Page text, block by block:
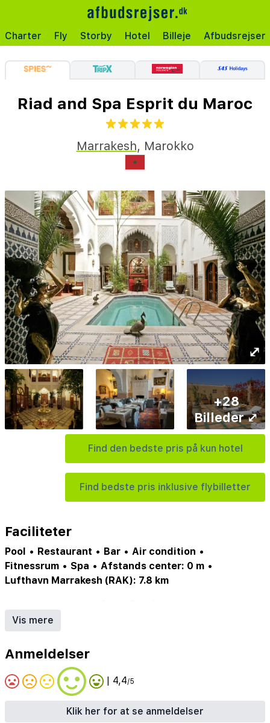
Charter Fly Storby Hotel Billeje Afbudsrejser
Riad and Spa Esprit du Maroc
Marrakesh, Marokko
⤢
Find den bedste pris på kun hotel
Find bedste pris inklusive flybilletter
+28
Billeder ⤢
Faciliteter
Pool • Restaurant • Bar • Air condition •
Fitnessrum • Spa • Afstands center: 0 m •
Lufthavn Marrakesh (RAK): 7.8 km
Restaurant: 1 stk.
Vis mere
Anmeldelser
| 4,4/5
Klik her for at se anmeldelser